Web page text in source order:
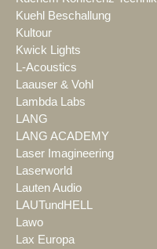
Kuehl Beschallung
Kultour
Kwick Lights
L-Acoustics
Laauser & Vohl
Lambda Labs
LANG
LANG ACADEMY
Laser Imagineering
Laserworld
Lauten Audio
LAUTundHELL
Lawo
Lax Europa